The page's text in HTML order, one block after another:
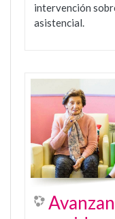
intervención
asistencial.